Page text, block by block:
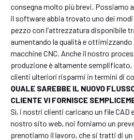
consegna molto più brevi. Possiamo
il software abbia trovato uno dei
pezzo con l'attrezzatura disponibile
aumentando la qualità e ottimizzando
macchine CNC. Anche il nostro
produzione è altamente
clienti ulteriori risparmi in termini di
QUALE SAREBBE IL NUOVO
CLIENTE VI FORNISCE
Sì, i nostri clienti caricano un file CAD
nostro sito web, noi forniamo un
prenotiamo il lavoro, che si tratti di